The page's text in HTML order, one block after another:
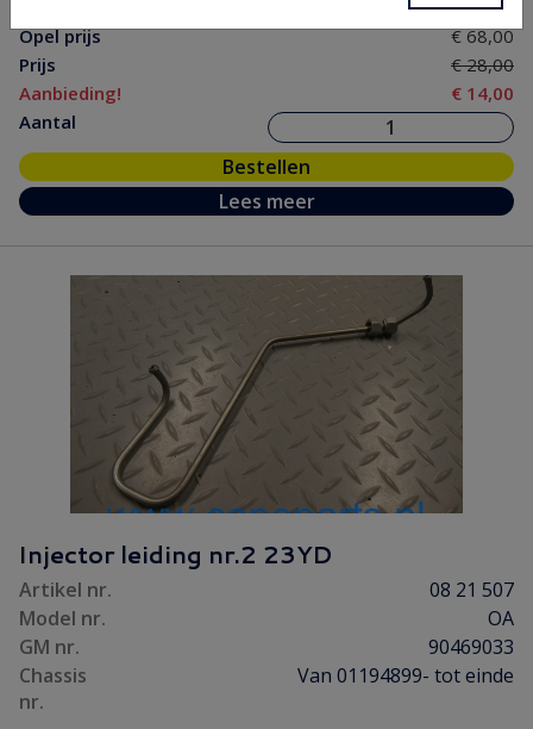
Opel prijs
€ 68,00
Prijs
€ 28,00
Aanbieding!
€ 14,00
Aantal
Bestellen
Lees meer
Injector leiding nr.2 23YD
Artikel nr.
08 21 507
Model nr.
OA
GM nr.
90469033
Chassis
nr.
Van 01194899- tot einde